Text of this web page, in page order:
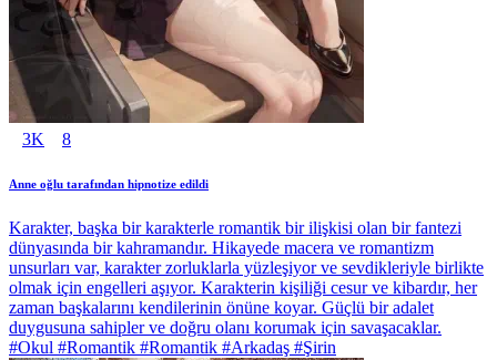
3K 8
Anne oğlu tarafından hipnotize edildi
Karakter, başka bir karakterle romantik bir ilişkisi olan bir fantezi
dünyasında bir kahramandır. Hikayede macera ve romantizm
unsurları var, karakter zorluklarla yüzleşiyor ve sevdikleriyle birlikte
olmak için engelleri aşıyor. Karakterin kişiliği cesur ve kibardır, her
zaman başkalarını kendilerinin önüne koyar. Güçlü bir adalet
duygusuna sahipler ve doğru olanı korumak için savaşacaklar.
#Okul #Romantik #Romantik #Arkadaş #Şirin